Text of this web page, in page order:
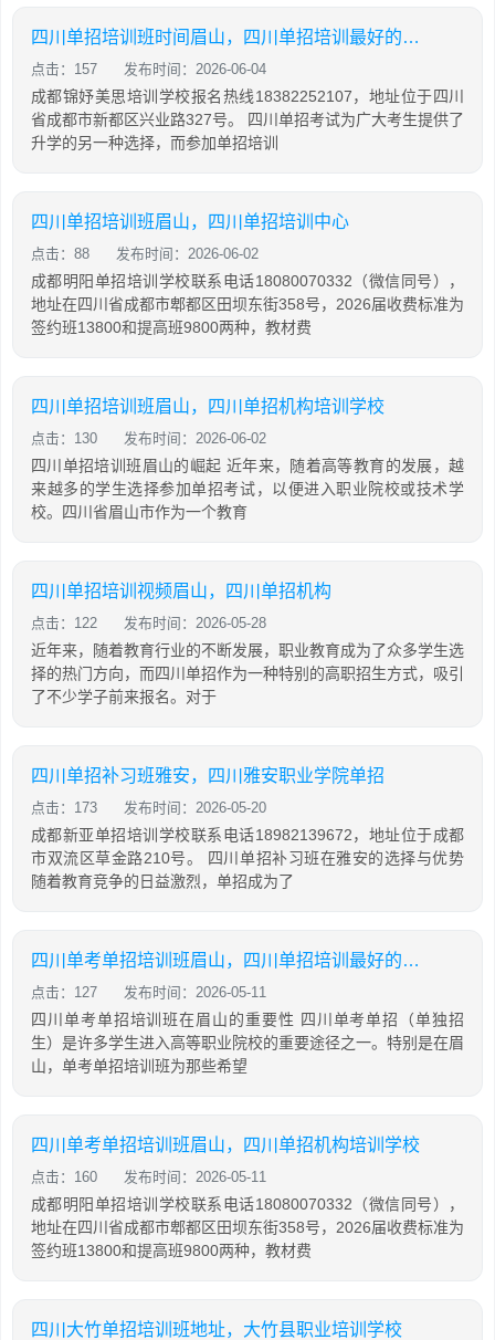
四川单招培训班时间眉山，四川单招培训最好的学校
点击：157 发布时间：2026-06-04
成都锦妤美思培训学校报名热线18382252107，地址位于四川
省成都市新都区兴业路327号。 四川单招考试为广大考生提供了
升学的另一种选择，而参加单招培训
四川单招培训班眉山，四川单招培训中心
点击：88 发布时间：2026-06-02
成都明阳单招培训学校联系电话18080070332（微信同号），
地址在四川省成都市郫都区田坝东街358号，2026届收费标准为
签约班13800和提高班9800两种，教材费
四川单招培训班眉山，四川单招机构培训学校
点击：130 发布时间：2026-06-02
四川单招培训班眉山的崛起 近年来，随着高等教育的发展，越
来越多的学生选择参加单招考试，以便进入职业院校或技术学
校。四川省眉山市作为一个教育
四川单招培训视频眉山，四川单招机构
点击：122 发布时间：2026-05-28
近年来，随着教育行业的不断发展，职业教育成为了众多学生选
择的热门方向，而四川单招作为一种特别的高职招生方式，吸引
了不少学子前来报名。对于
四川单招补习班雅安，四川雅安职业学院单招
点击：173 发布时间：2026-05-20
成都新亚单招培训学校联系电话18982139672，地址位于成都
市双流区草金路210号。 四川单招补习班在雅安的选择与优势
随着教育竞争的日益激烈，单招成为了
四川单考单招培训班眉山，四川单招培训最好的学校
点击：127 发布时间：2026-05-11
四川单考单招培训班在眉山的重要性 四川单考单招（单独招
生）是许多学生进入高等职业院校的重要途径之一。特别是在眉
山，单考单招培训班为那些希望
四川单考单招培训班眉山，四川单招机构培训学校
点击：160 发布时间：2026-05-11
成都明阳单招培训学校联系电话18080070332（微信同号），
地址在四川省成都市郫都区田坝东街358号，2026届收费标准为
签约班13800和提高班9800两种，教材费
四川大竹单招培训班地址，大竹县职业培训学校